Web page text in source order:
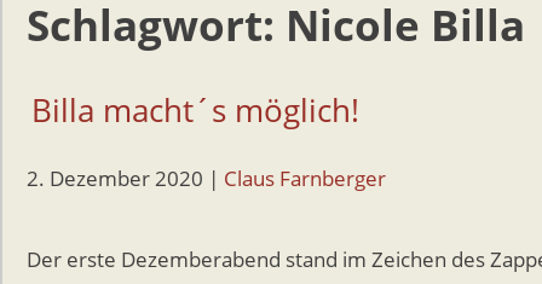
Schlagwort: Nicole Billa
Billa macht´s möglich!
2. Dezember 2020 | Claus Farnberger
Der erste Dezemberabend stand im Zeichen des